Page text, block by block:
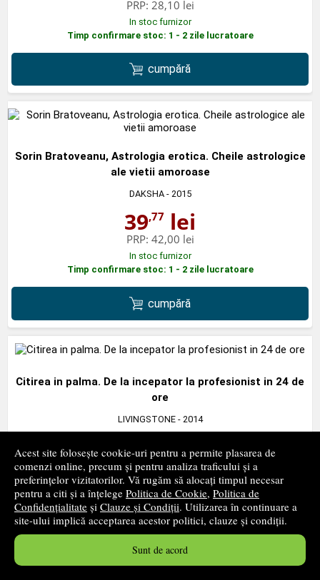
Acest site folosește cookie-uri pentru a permite plasarea de
comenzi online, precum și pentru analiza traficului și a
preferințelor vizitatorilor. Vă rugăm să alocați timpul necesar
pentru a citi și a înțelege Politica de Cookie, Politica de
Confidențialitate și Clauze și Condiții. Utilizarea în continuare a
site-ului implică acceptarea acestor politici, clauze și condiții.
Sunt de acord
PRP: 28,10 lei
In stoc furnizor
Timp confirmare stoc: 1 - 2 zile lucratoare
cumpără
Sorin Bratoveanu, Astrologia erotica. Cheile astrologice
ale vietii amoroase
DAKSHA- 2015
39,77 lei
PRP: 42,00 lei
In stoc furnizor
Timp confirmare stoc: 1 - 2 zile lucratoare
cumpără
Citirea in palma. De la incepator la profesionist in 24 de
ore
LIVINGSTONE- 2014
38 lei
PRP:50,40 lei
In stoc furnizor
Timp confirmare stoc: 1 - 2 zile lucratoare
cumpără